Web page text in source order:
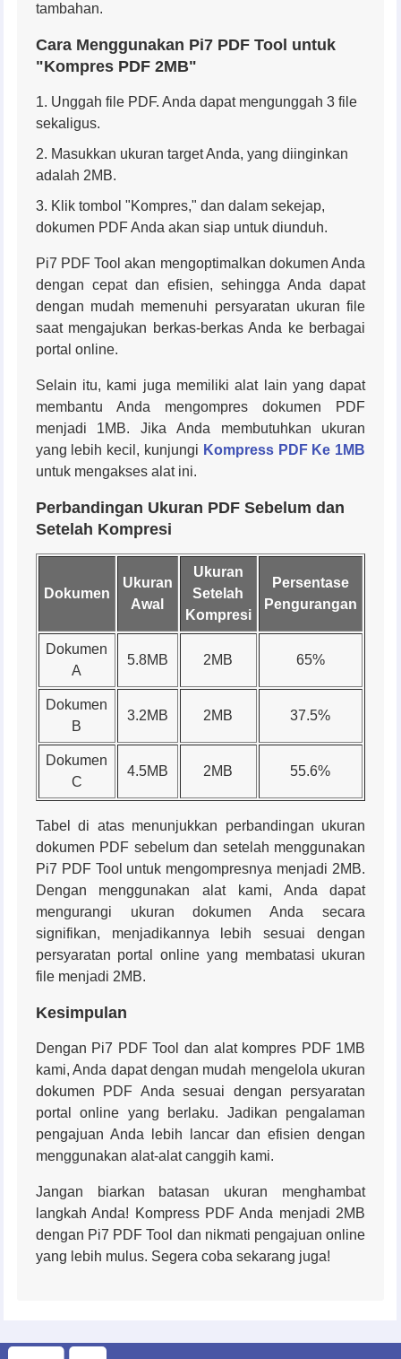
tambahan.
Cara Menggunakan Pi7 PDF Tool untuk
"Kompres PDF 2MB"
Unggah file PDF. Anda dapat mengunggah 3 file
sekaligus.
Masukkan ukuran target Anda, yang diinginkan
adalah 2MB.
Klik tombol "Kompres," dan dalam sekejap,
dokumen PDF Anda akan siap untuk diunduh.
Pi7 PDF Tool akan mengoptimalkan dokumen Anda
dengan cepat dan efisien, sehingga Anda dapat
dengan mudah memenuhi persyaratan ukuran file
saat mengajukan berkas-berkas Anda ke berbagai
portal online.
Selain itu, kami juga memiliki alat lain yang dapat
membantu Anda mengompres dokumen PDF
menjadi 1MB. Jika Anda membutuhkan ukuran
yang lebih kecil, kunjungi Kompress PDF Ke 1MB
untuk mengakses alat ini.
Perbandingan Ukuran PDF Sebelum dan
Setelah Kompresi
Dokumen
Ukuran
Awal
Ukuran
Setelah
Kompresi
Persentase
Pengurangan
Dokumen
A
5.8MB 2MB 65%
Dokumen
B
3.2MB 2MB 37.5%
Dokumen
C
4.5MB 2MB 55.6%
Tabel di atas menunjukkan perbandingan ukuran
dokumen PDF sebelum dan setelah menggunakan
Pi7 PDF Tool untuk mengompresnya menjadi 2MB.
Dengan menggunakan alat kami, Anda dapat
mengurangi ukuran dokumen Anda secara
signifikan, menjadikannya lebih sesuai dengan
persyaratan portal online yang membatasi ukuran
file menjadi 2MB.
Kesimpulan
Dengan Pi7 PDF Tool dan alat kompres PDF 1MB
kami, Anda dapat dengan mudah mengelola ukuran
dokumen PDF Anda sesuai dengan persyaratan
portal online yang berlaku. Jadikan pengalaman
pengajuan Anda lebih lancar dan efisien dengan
menggunakan alat-alat canggih kami.
Jangan biarkan batasan ukuran menghambat
langkah Anda! Kompress PDF Anda menjadi 2MB
dengan Pi7 PDF Tool dan nikmati pengajuan online
yang lebih mulus. Segera coba sekarang juga!